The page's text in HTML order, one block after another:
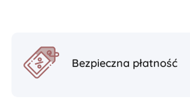
Bezpieczna płatność